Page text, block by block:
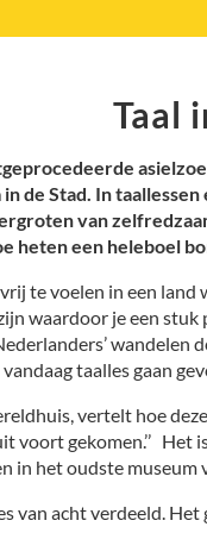
Taal
de Stad. In
van
heten een heleboel
te voelen in een
waardoor je een
taalles gaan
vertelt hoe
voort gekomen.’’ Het
in het oudste museum
van acht verdeeld.